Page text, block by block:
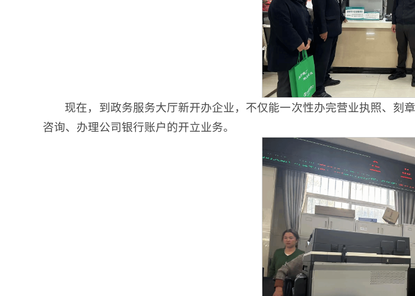
现在，到政务服务大厅新开办企业，不仅能一次性办完营业执照、刻
咨询、办理公司银行账户的开立业务。